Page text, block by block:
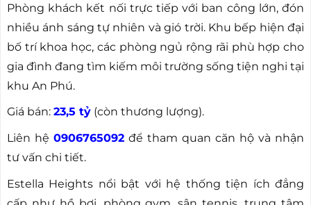
Phòng khách kết nối trực tiếp với ban công lớn, đón
nhiều ánh sáng tự nhiên và gió trời. Khu bếp hiện đại
bố trí khoa học, các phòng ngủ rộng rãi phù hợp cho
gia đình đang tìm kiếm môi trường sống tiện nghi tại
khu An Phú.
Giá bán: 23,5 tỷ (còn thương lượng).
Liên hệ 0906765092 để tham quan căn hộ và nhận
tư vấn chi tiết.
Estella Heights nổi bật với hệ thống tiện ích đẳng